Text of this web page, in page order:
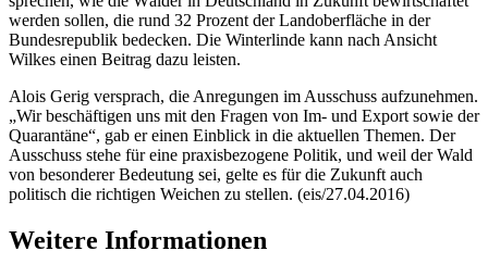
werden sollen, die rund 32 Prozent der Landoberfläche in der
Bundesrepublik bedecken. Die Winterlinde kann nach Ansicht
Wilkes einen Beitrag dazu leisten.
Alois Gerig versprach, die Anregungen im Ausschuss aufzunehmen.
„Wir beschäftigen uns mit den Fragen von Im- und Export sowie der
Quarantäne“, gab er einen Einblick in die aktuellen Themen. Der
Ausschuss stehe für eine praxisbezogene Politik, und weil der Wald
von besonderer Bedeutung sei, gelte es für die Zukunft auch
politisch die richtigen Weichen zu stellen. (eis/27.04.2016)
Weitere Informationen